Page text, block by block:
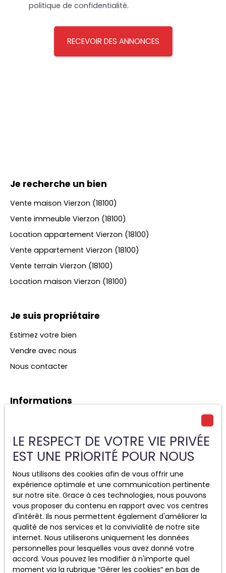
politique de confidentialité.
RECEVOIR DES ANNONCES
Je recherche un bien
Vente maison Vierzon (18100)
Vente immeuble Vierzon (18100)
Location appartement Vierzon (18100)
Vente appartement Vierzon (18100)
Vente terrain Vierzon (18100)
Location maison Vierzon (18100)
Je suis propriétaire
Estimez votre bien
Vendre avec nous
Nous contacter
Informations
Mentions légales
Politique de confidentialité
Gérer les cookies
Propulsé par
+33 2 48 71 83 83
LE RESPECT DE VOTRE VIE PRIVÉE
EST UNE PRIORITÉ POUR NOUS
Nous utilisons des cookies afin de vous offrir une
expérience optimale et une communication pertinente
sur notre site. Grace à ces technologies, nous pouvons
vous proposer du contenu en rapport avec vos centres
d'intérêt. Ils nous permettent également d'améliorer la
qualité de nos services et la convivialité de notre site
internet. Nous utiliserons uniquement les données
personnelles pour lesquelles vous avez donné votre
accord. Vous pouvez les modifier à n'importe quel
moment via la rubrique ″Gérer les cookies″ en bas de